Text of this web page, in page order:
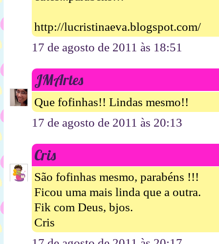
http://lucristinaeva.blogspot.com/
17 de agosto de 2011 às 18:51
JMArtes
Que fofinhas!! Lindas mesmo!!
17 de agosto de 2011 às 20:13
Cris
São fofinhas mesmo, parabéns !!!
Ficou uma mais linda que a outra.
Fik com Deus, bjos.
Cris